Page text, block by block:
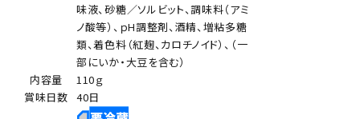
味液、砂糖／ソルビット、調味料（アミ
ノ酸等）、ｐH調整剤、酒精、増粘多糖
類、着色料（紅麹、カロチノイド）、（一
部にいか・大豆を含む）
内容量
110ｇ
賞味日数 40日